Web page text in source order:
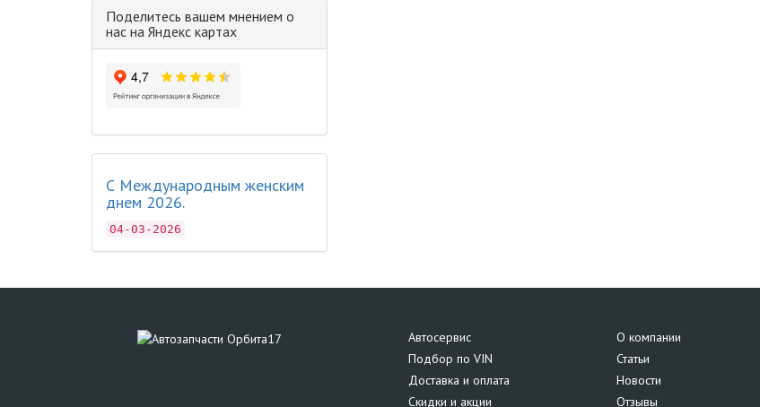
Поделитесь вашем мнением о
нас на Яндекс картах
С Международным женским
днем 2026.
04-03-2026
Автосервис
Подбор по VIN
Доставка и оплата
Скидки и акции
О компании
Статьи
Новости
Отзывы